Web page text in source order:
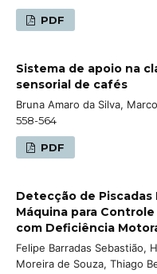
PDF
Sistema de apoio na
sensorial de cafés
Bruna Amaro da Silva,
558-564
PDF
Detecção de
Máquina para
com Deficiência
Felipe Barradas Sebastião,
Moreira de Souza, Thiago